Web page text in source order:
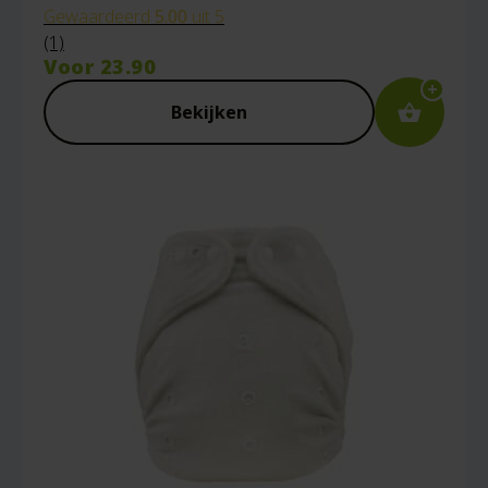
Gewaardeerd 5.00 uit 5
(1)
Voor 23.90
Bekijken